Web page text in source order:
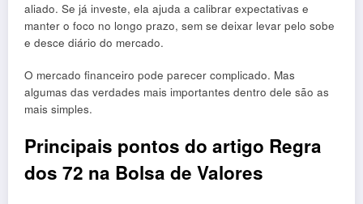
aliado. Se já investe, ela ajuda a calibrar expectativas e
manter o foco no longo prazo, sem se deixar levar pelo sobe
e desce diário do mercado.
O mercado financeiro pode parecer complicado. Mas
algumas das verdades mais importantes dentro dele são as
mais simples.
Principais pontos do artigo Regra
dos 72 na Bolsa de Valores